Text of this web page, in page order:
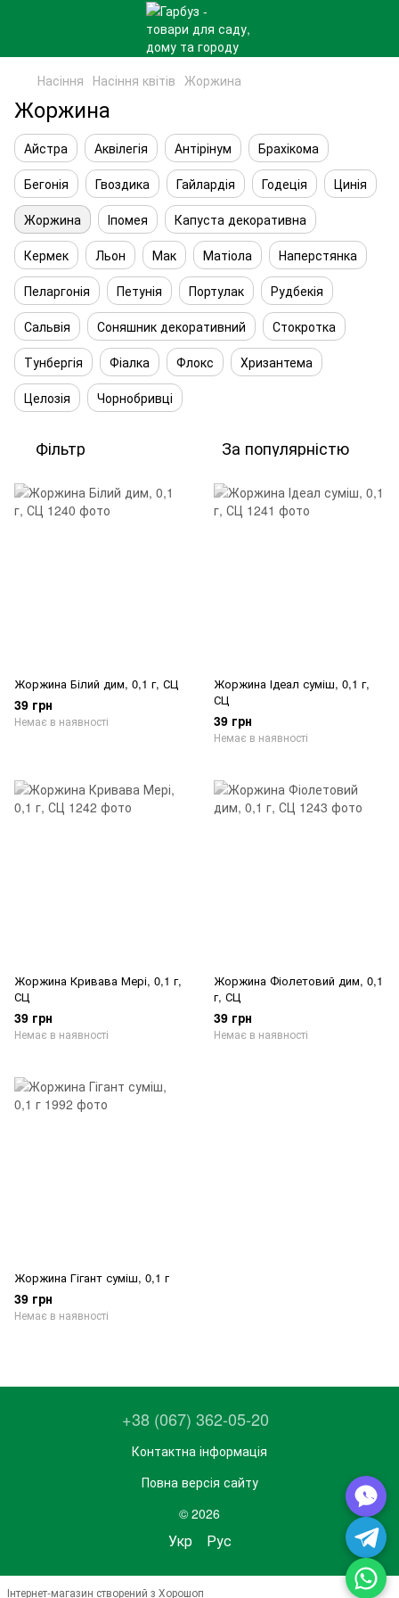
Насіння Насіння квітів Жоржина
Жоржина
Айстра Аквілегія Антірінум
Брахікома
Бегонія
Гвоздика Гайлардія Годеція
Цинія
Жоржина
Іпомея
Капуста декоративна
Кермек
Льон Мак Матіола
Наперстянка
Пеларгонія
Петунія Портулак
Рудбекія
Сальвія
Соняшник декоративний
Стокротка
Тунбергія
Фіалка Флокс
Хризантема
Целозія
Чорнобривці
Фільтр За популярністю
Жоржина Білий дим, 0,1 г, СЦ
39 грн
Немає в наявності
Жоржина Ідеал суміш, 0,1 г,
СЦ
39 грн
Немає в наявності
Жоржина Кривава Мері, 0,1 г,
СЦ
39 грн
Немає в наявності
Жоржина Фіолетовий дим, 0,1
г, СЦ
39 грн
Немає в наявності
Жоржина Гігант суміш, 0,1 г
39 грн
Немає в наявності
+38 (067) 362-05-20
Контактна інформація
Повна версія сайту
© 2026
Укр Рус
Інтернет-магазин створений з Хорошоп